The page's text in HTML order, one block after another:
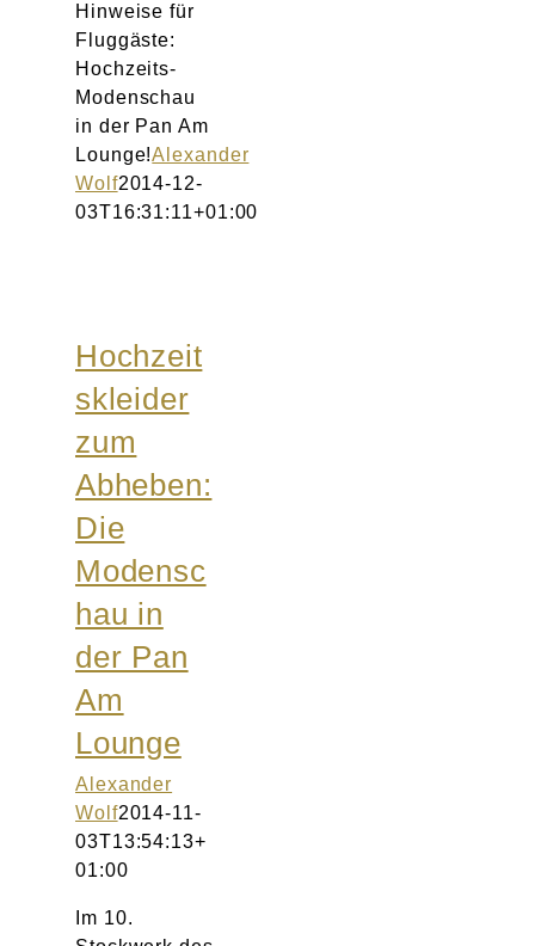
Hinweise für
Fluggäste:
Hochzeits-
Modenschau
in der Pan Am
Lounge!Alexander
Wolf2014-12-
03T16:31:11+01:00
Hochzeit
skleider
zum
Abheben:
Die
Modensc
hau in
der Pan
Am
Lounge
Alexander
Wolf2014-11-
03T13:54:13+
01:00
Im 10.